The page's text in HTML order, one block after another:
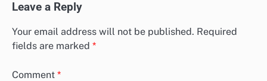
Leave a Reply
Your email address will not be published. Required
fields are marked *
Comment *